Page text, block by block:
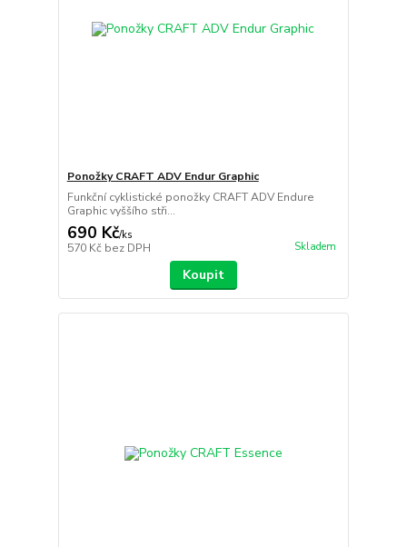
Ponožky CRAFT ADV Endur Graphic
Funkční cyklistické ponožky CRAFT ADV Endure
Graphic vyššího stři...
690 Kč/ks
570 Kč bez DPH Skladem
Koupit